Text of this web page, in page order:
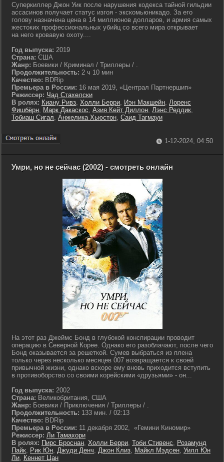
Суперкиллер Джон Уик после нарушения кодекса тайной гильдии
ассасинов получает статус изгоя - экскомьюникадо. За его
голову назначена цена в 14 миллионов долларов, и армия самых
жестоких профессиональных убийц со всего мира открывает
на него кровавую охоту....
Год выпуска: 2019
Страна: США
Жанр: Боевики / Криминал / Триллеры / .
Продолжительность: 2 ч 10 мин
Качество: BDRip
Премьера в России: 16 мая 2019, «Централ Партнершип»
Режиссер: Чад Стахелски
В ролях: Киану Ривз, Холли Берри, Иэн Макшейн, Лоренс
Фишбёрн, Марк Дакаскос, Азия Кейт Диллон, Лэнс Реддик,
Тобиаш Сигал, Анжелика Хьюстон, Саид Тагмауи
1-12-2024, 04:50
Умри, но не сейчас (2002) - смотреть онлайн
На этот раз Джеймс Бонд в глубокой конспирации проводит
операцию в Северной Корее. Однако его разоблачают, после чего
Бонд оказывается за решеткой. Сумев выбраться из плена
только через несколько месяцев 007 возвращается к своей
привычной жизни, однако вскоре ему вновь приходится вступить
в противоборство со своими корейскими «друзьями» - он...
Год выпуска: 2002
Страна: Великобритания, США
Жанр: Боевики / Приключения / Триллеры / .
Продолжительность: 133 мин. / 02:13
Качество: BDRip
Премьера в России: 11 декабря 2002, «Гемини Киномир»
Режиссер: Ли Тамахори
В ролях: Пирс Броснан, Холли Берри, Тоби Стивенс, Розамунд
Пайк, Рик Юн, Джуди Денч, Джон Клиз, Майкл Мэдсен, Уилл Юн
Ли, Кеннет Цан